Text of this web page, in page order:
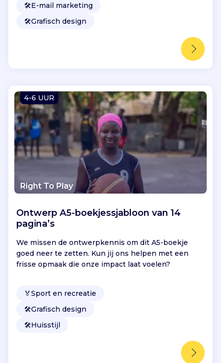
🛠️E-mail marketing
🛠️Grafisch design
4-6 UUR
Right To Play
Ontwerp A5-boekjessjabloon van 14
pagina’s
We missen de ontwerpkennis om dit A5-boekje
goed neer te zetten. Kun jij ons helpen met een
frisse opmaak die onze impact laat voelen?
🏅Sport en recreatie
🛠️Grafisch design
🛠️Huisstijl